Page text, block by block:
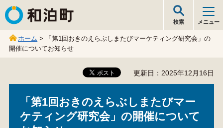
和泊町
検索 メニュー
ホーム > 「第1回おきのえらぶしまたびマーケティング研究会」の
開催についてお知らせ
更新日：2025年12月16日
「第1回おきのえらぶしまたびマー
ケティング研究会」の開催について